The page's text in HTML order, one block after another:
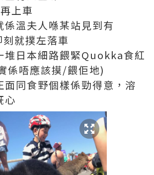
上車
係溫夫人喺某站見到有
就撲左落車
堆日本細路餵緊Quokka食紅
係唔應該摸/餵佢地)
面同食野個樣係勁得意，溶
心